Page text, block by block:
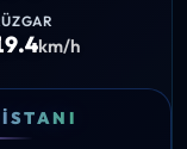
km/h